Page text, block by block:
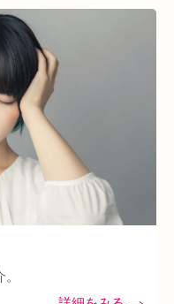
け
頸椎椎間板ヘルニア
反り腰
今里
玉造 春バテ